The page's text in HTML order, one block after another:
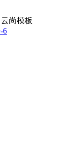
云尚模板
6